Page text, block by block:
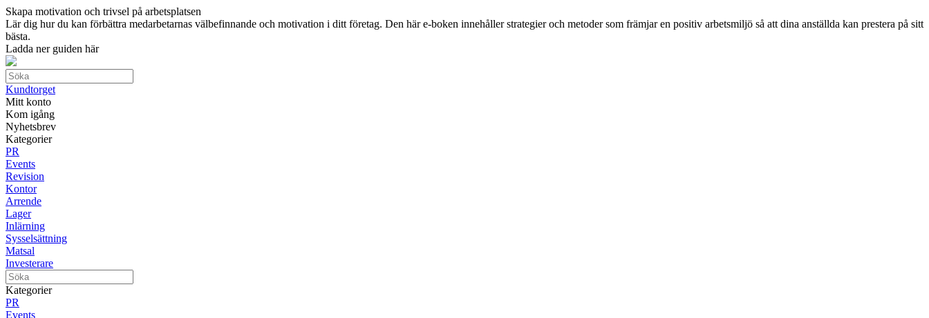
Skapa motivation och trivsel på arbetsplatsen
Lär dig hur du kan förbättra medarbetarnas välbefinnande och motivation i ditt företag. Den här e-boken innehåller strategier och metoder som främjar en positiv arbetsmiljö så att dina anställda kan prestera på sitt
bästa.
Ladda ner guiden här
Kundtorget
Mitt konto
Kom igång
Nyhetsbrev
Kategorier
PR
Events
Revision
Kontor
Arrende
Lager
Inlärning
Sysselsättning
Matsal
Investerare
Kategorier
PR
Events